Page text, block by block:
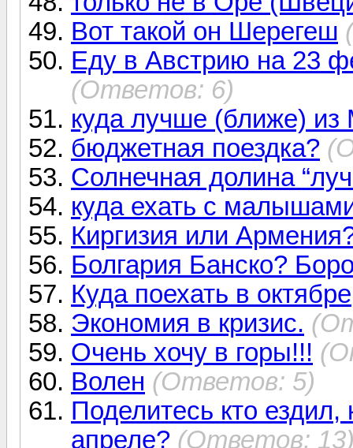
Вот такой он Шерегеш
Еду в Австрию на 23
(Ответов: 6)
куда лучше (ближе)
бюджетная поездка?
Солнечная долина
куда ехать с
Киргизия или
Болгария Банско?
Куда поехать в октябре
Экономия в кризис.
Очень хочу в горы!!!
Волен (Ответов: 5)
Поделитесь кто
апреле? (Ответов: